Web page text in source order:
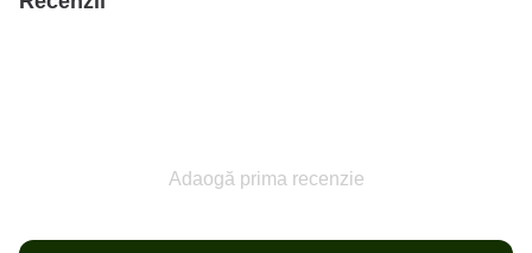
Adaogă prima recenzie